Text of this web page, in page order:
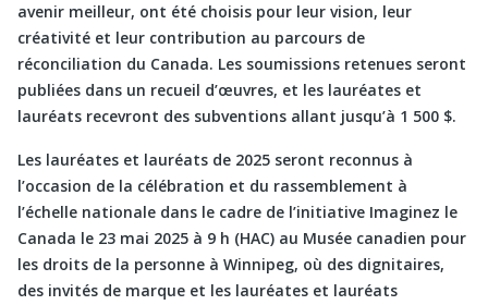
avenir meilleur, ont été choisis pour leur vision, leur
créativité et leur contribution au parcours de
réconciliation du Canada. Les soumissions retenues seront
publiées dans un recueil d’œuvres, et les lauréates et
lauréats recevront des subventions allant jusqu’à 1 500 $.
Les lauréates et lauréats de 2025 seront reconnus à
l’occasion de la célébration et du rassemblement à
l’échelle nationale dans le cadre de l’initiative Imaginez le
Canada le 23 mai 2025 à 9 h (HAC) au Musée canadien pour
les droits de la personne à Winnipeg, où des dignitaires,
des invités de marque et les lauréates et lauréats